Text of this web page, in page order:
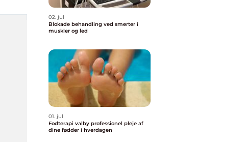
02. jul
Blokade behandling ved smerter i
muskler og led
01. jul
Fodterapi valby professionel pleje af
dine fødder i hverdagen